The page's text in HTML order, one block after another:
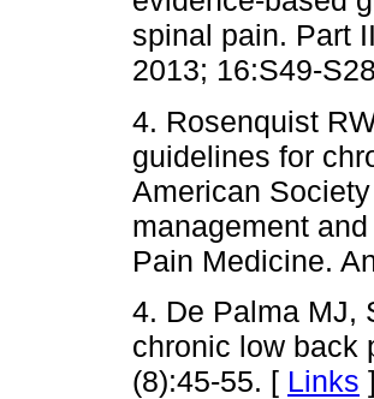
spinal pain. Part
2013; 16:S49-
4. Rosenquist
guidelines for
American
management
Pain Medicine.
4. De Palma MJ,
chronic low back
(8):45-55. [ Links ]